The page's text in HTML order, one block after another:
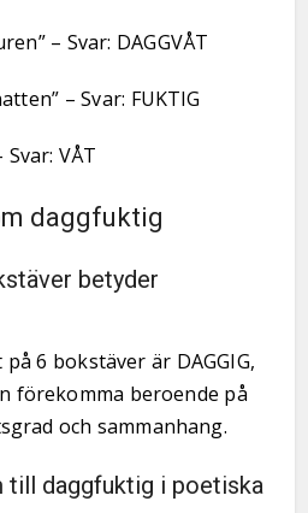
– Svar: DAGGVÅT
– Svar: FUKTIG
Svar: VÅT
daggfuktig
betyder
6 bokstäver är DAGGIG,
förekomma beroende på
och sammanhang.
till daggfuktig i poetiska